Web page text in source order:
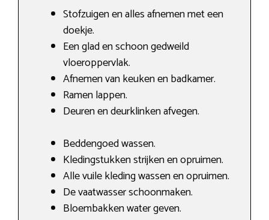
Stofzuigen en alles afnemen met een
doekje.
Een glad en schoon gedweild
vloeroppervlak.
Afnemen van keuken en badkamer.
Ramen lappen.
Deuren en deurklinken afvegen.
Beddengoed wassen.
Kledingstukken strijken en opruimen.
Alle vuile kleding wassen en opruimen.
De vaatwasser schoonmaken.
Bloembakken water geven.